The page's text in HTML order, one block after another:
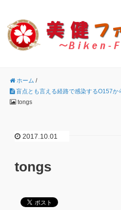
ホーム /
盲点とも言える経路で感染するO157か
tongs
2017.10.01
tongs